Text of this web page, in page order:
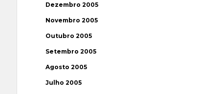
Dezembro 2005
Novembro 2005
Outubro 2005
Setembro 2005
Agosto 2005
Julho 2005